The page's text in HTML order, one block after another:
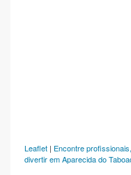
Leaflet | Encontre
divertir em Aparecida do